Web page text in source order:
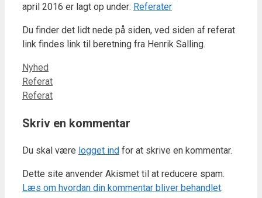
april 2016 er lagt op under: Referater
Du finder det lidt nede på siden, ved siden af referat
link findes link til beretning fra Henrik Salling.
Kategorier
Nyhed
Referat
Referat
Skriv en kommentar
Du skal være logget ind for at skrive en kommentar.
Dette site anvender Akismet til at reducere spam.
Læs om hvordan din kommentar bliver behandlet.